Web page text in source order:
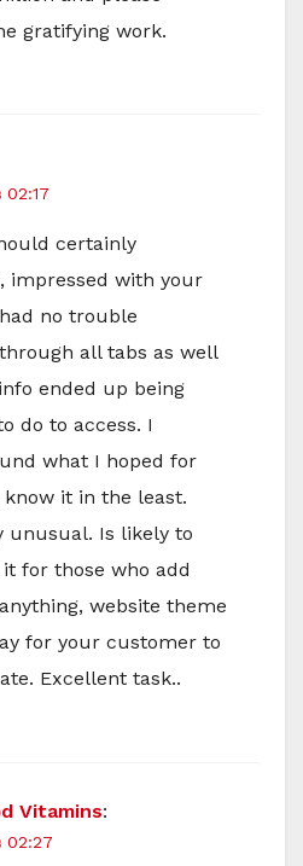
gratifying work.
02:17
certainly
impressed with your
no trouble
all tabs as well
ended up being
do to access. I
what I hoped for
it in the least.
unusual. Is likely to
for those who add
website theme
for your customer to
Excellent task..
Vitamins:
02:27